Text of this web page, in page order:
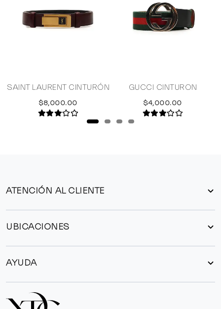
SAINT LAURENT CINTURÓN
$8,000.00
GUCCI CINTURON
$4,000.00
ATENCIÓN AL CLIENTE
UBICACIONES
AYUDA